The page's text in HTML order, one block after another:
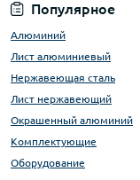
Популярное
Алюминий
Лист алюминиевый
Нержавеющая сталь
Лист нержавеющий
Окрашенный алюминий
Комплектующие
Оборудование